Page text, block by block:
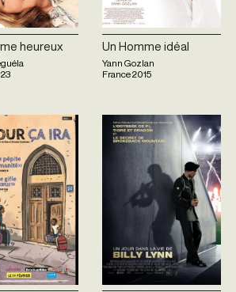
heureux Un Homme idéal
Yann Gozlan
France2015